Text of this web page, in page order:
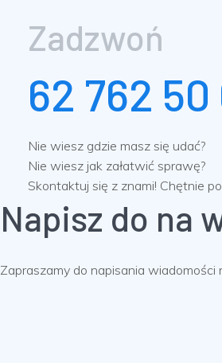
Zadzwoń
62 762 50
Nie wiesz gdzie masz się udać?
Nie wiesz jak załatwić sprawę?
Skontaktuj się z znami! Chętnie
Napisz do na
Zapraszamy do napisania wiadomości